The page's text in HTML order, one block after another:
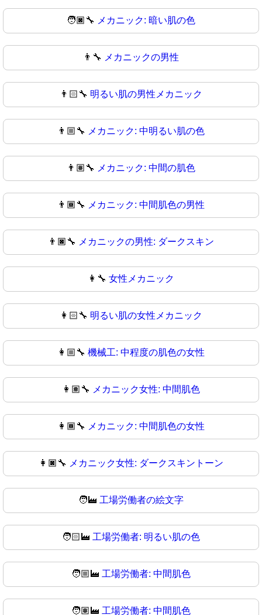
🧑🏿‍🔧 メカニック: 暗い肌の色
👨‍🔧 メカニックの男性
👨🏻‍🔧 明るい肌の男性メカニック
👨🏼‍🔧 メカニック: 中明るい肌の色
👨🏽‍🔧 メカニック: 中間の肌色
👨🏾‍🔧 メカニック: 中間肌色の男性
👨🏿‍🔧 メカニックの男性: ダークスキン
👩‍🔧 女性メカニック
👩🏻‍🔧 明るい肌の女性メカニック
👩🏼‍🔧 機械工: 中程度の肌色の女性
👩🏽‍🔧 メカニック女性: 中間肌色
👩🏾‍🔧 メカニック: 中間肌色の女性
👩🏿‍🔧 メカニック女性: ダークスキントーン
🧑‍🏭 工場労働者の絵文字
🧑🏻‍🏭 工場労働者: 明るい肌の色
🧑🏼‍🏭 工場労働者: 中間肌色
🧑🏽‍🏭 工場労働者: 中間肌色